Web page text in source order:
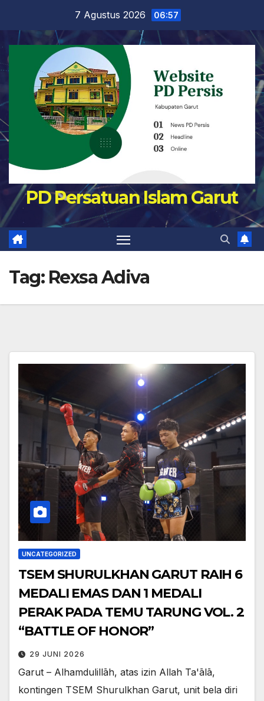
content
7 Agustus 2026 06:57
PD Persatuan Islam Garut
Tag: Rexsa Adiva
UNCATEGORIZED
TSEM SHURULKHAN GARUT RAIH 6
MEDALI EMAS DAN 1 MEDALI
PERAK PADA TEMU TARUNG VOL. 2
“BATTLE OF HONOR”
29 JUNI 2026
Garut – Alhamdulillāh, atas izin Allah Ta'ālā,
kontingen TSEM Shurulkhan Garut, unit bela diri